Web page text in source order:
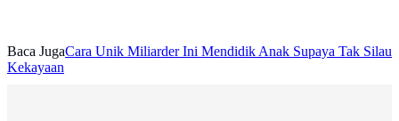
Baca JugaCara Unik Miliarder Ini Mendidik Anak Supaya Tak Silau
Kekayaan